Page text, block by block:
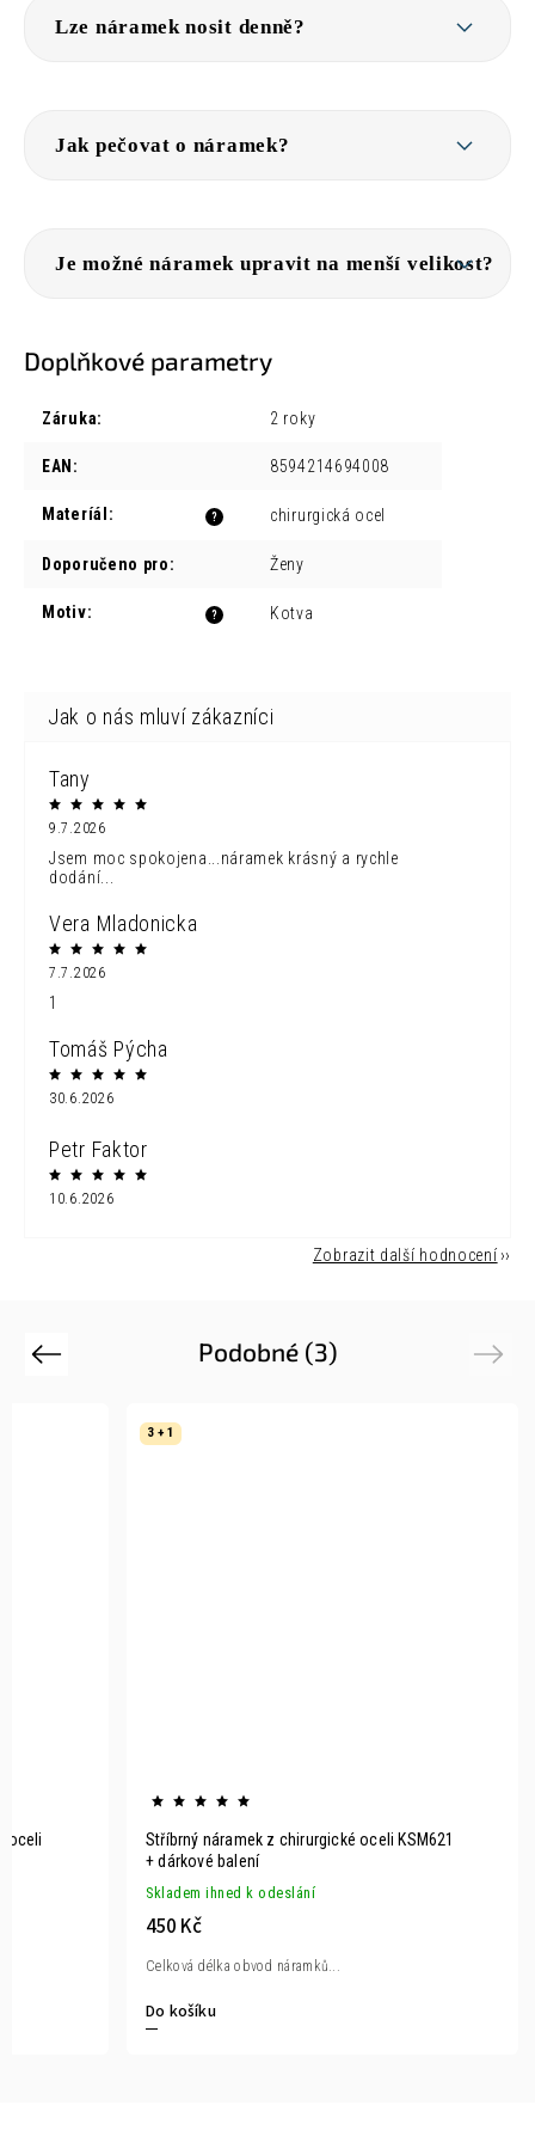
Lze náramek nosit denně?
Jak pečovat o náramek?
Je možné náramek upravit na menší velikost?
Doplňkové parametry
Záruka: 2 roky
EAN : 8594214694008
?
Materíál : chirurgická ocel
Doporučeno pro: Ženy
?
Motiv: Kotva
Tany
9.7.2026
Jsem moc spokojena...náramek krásný a rychle
dodání...
Vera Mladonicka
7.7.2026
1
Tomáš Pýcha
30.6.2026
Petr Faktor
10.6.2026
Zobrazit další hodnocení
Podobné (3)
Previous
oceli
3 + 1
Stříbrný náramek z chirurgické oceli KSM621
+ dárkové balení
Skladem ihned k odeslání
450 Kč
Do košíku
Celková délka obvod náramků...
Next